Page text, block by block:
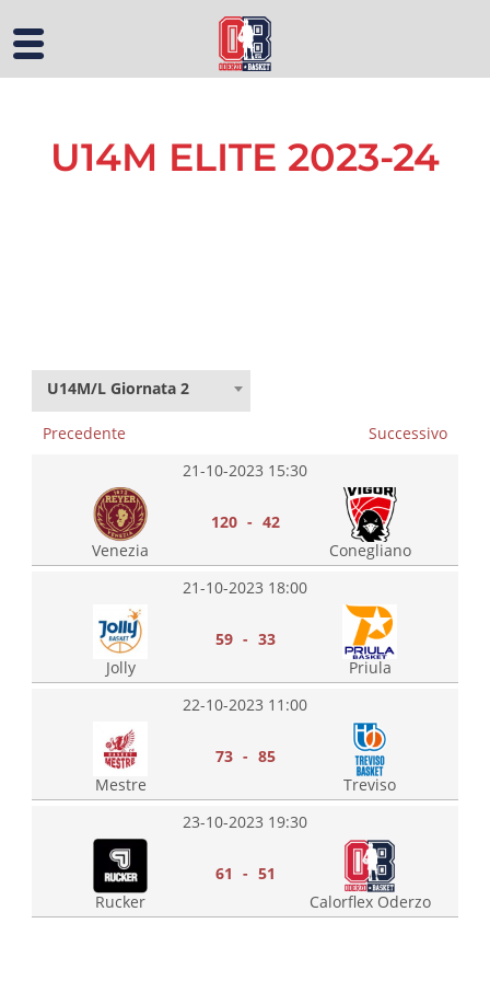
U14M ELITE 2023-24
U14M/L Giornata 2
Precedente
Successivo
21-10-2023 15:30
Venezia
120 - 42
Conegliano
21-10-2023 18:00
Jolly
59 - 33
Priula
22-10-2023 11:00
Mestre
73 - 85
Treviso
23-10-2023 19:30
Rucker
61 - 51
Calorflex Oderzo